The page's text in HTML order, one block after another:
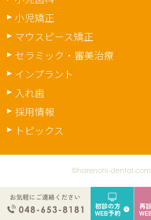
小児矯正
マウスピース矯正
セラミック・審美治療
インプラント
入れ歯
採用情報
トピックス
©harenohi-dental.com